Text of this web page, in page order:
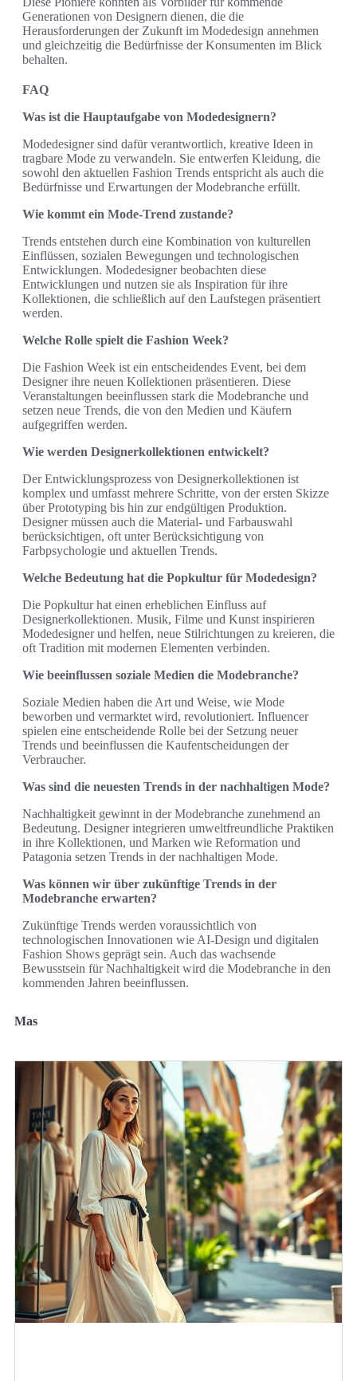
Generationen von Designern dienen, die die
Herausforderungen der Zukunft im Modedesign annehmen
und gleichzeitig die Bedürfnisse der Konsumenten im Blick
behalten.
FAQ
Was ist die Hauptaufgabe von Modedesignern?
Modedesigner sind dafür verantwortlich, kreative Ideen in
tragbare Mode zu verwandeln. Sie entwerfen Kleidung, die
sowohl den aktuellen Fashion Trends entspricht als auch die
Bedürfnisse und Erwartungen der Modebranche erfüllt.
Wie kommt ein Mode-Trend zustande?
Trends entstehen durch eine Kombination von kulturellen
Einflüssen, sozialen Bewegungen und technologischen
Entwicklungen. Modedesigner beobachten diese
Entwicklungen und nutzen sie als Inspiration für ihre
Kollektionen, die schließlich auf den Laufstegen präsentiert
werden.
Welche Rolle spielt die Fashion Week?
Die Fashion Week ist ein entscheidendes Event, bei dem
Designer ihre neuen Kollektionen präsentieren. Diese
Veranstaltungen beeinflussen stark die Modebranche und
setzen neue Trends, die von den Medien und Käufern
aufgegriffen werden.
Wie werden Designerkollektionen entwickelt?
Der Entwicklungsprozess von Designerkollektionen ist
komplex und umfasst mehrere Schritte, von der ersten Skizze
über Prototyping bis hin zur endgültigen Produktion.
Designer müssen auch die Material- und Farbauswahl
berücksichtigen, oft unter Berücksichtigung von
Farbpsychologie und aktuellen Trends.
Welche Bedeutung hat die Popkultur für Modedesign?
Die Popkultur hat einen erheblichen Einfluss auf
Designerkollektionen. Musik, Filme und Kunst inspirieren
Modedesigner und helfen, neue Stilrichtungen zu kreieren, die
oft Tradition mit modernen Elementen verbinden.
Wie beeinflussen soziale Medien die Modebranche?
Soziale Medien haben die Art und Weise, wie Mode
beworben und vermarktet wird, revolutioniert. Influencer
spielen eine entscheidende Rolle bei der Setzung neuer
Trends und beeinflussen die Kaufentscheidungen der
Verbraucher.
Was sind die neuesten Trends in der nachhaltigen Mode?
Nachhaltigkeit gewinnt in der Modebranche zunehmend an
Bedeutung. Designer integrieren umweltfreundliche Praktiken
in ihre Kollektionen, und Marken wie Reformation und
Patagonia setzen Trends in der nachhaltigen Mode.
Was können wir über zukünftige Trends in der
Modebranche erwarten?
Zukünftige Trends werden voraussichtlich von
technologischen Innovationen wie AI-Design und digitalen
Fashion Shows geprägt sein. Auch das wachsende
Bewusstsein für Nachhaltigkeit wird die Modebranche in den
kommenden Jahren beeinflussen.
Mas